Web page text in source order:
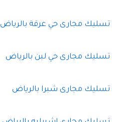
تسليك مجارى حي عرقة بالرياض
تسليك مجارى حي لبن بالرياض
تسليك مجارى شبرا بالرياض